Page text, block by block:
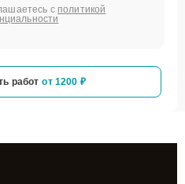
с политикой
работ от 1200 ₽